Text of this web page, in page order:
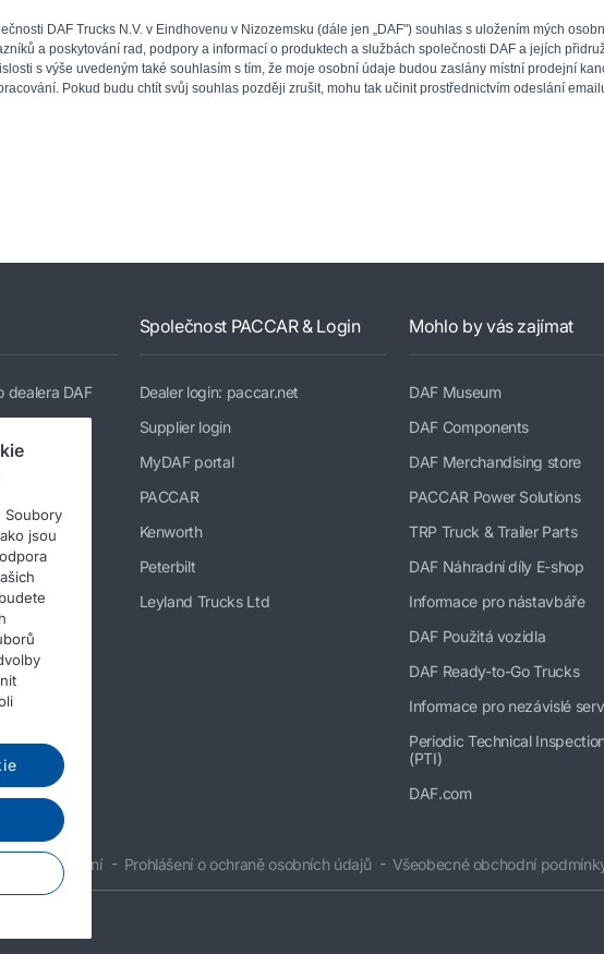
dealera DAF
Společnost PACCAR & Login
Dealer login: paccar.net
Supplier login
MyDAF portal
PACCAR
Kenworth
Peterbilt
Leyland Trucks Ltd
Mohlo by vás zajímat
DAF Museum
DAF Components
DAF Merchandising store
PACCAR Power Solutions
TRP Truck & Trailer Parts
DAF Náhradní díly E-shop
Informace pro nástavbáře
DAF Použitá vozidla
DAF Ready-to-Go Trucks
Informace pro nezávislé
Periodic Technical
(PTI)
DAF.com
upozornění Prohlášení o ochraně osobních údajů Všeobecné obchodní
Soubory
jsou